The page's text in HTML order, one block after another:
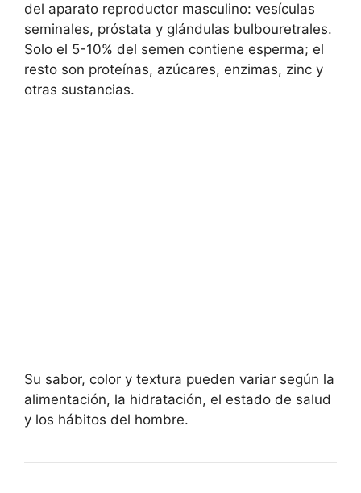
del aparato reproductor masculino: vesículas
seminales, próstata y glándulas bulbouretrales.
Solo el 5-10% del semen contiene esperma; el
resto son proteínas, azúcares, enzimas, zinc y
otras sustancias.
Su sabor, color y textura pueden variar según la
alimentación, la hidratación, el estado de salud
y los hábitos del hombre.